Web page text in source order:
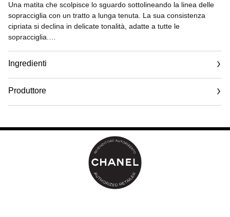
Una matita che scolpisce lo sguardo sottolineando la linea delle
sopracciglia con un tratto a lunga tenuta. La sua consistenza
cipriata si declina in delicate tonalità, adatte a tutte le
sopracciglia.
Temperino incluso e applicatore a spazzola per pettinare le
sopracciglia.
Ingredienti
Produttore